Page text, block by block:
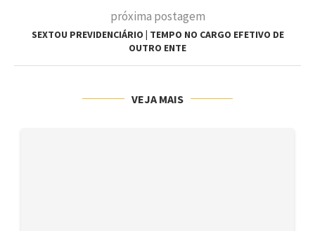
próxima postagem
SEXTOU PREVIDENCIÁRIO | TEMPO NO CARGO EFETIVO DE
OUTRO ENTE
VEJA MAIS